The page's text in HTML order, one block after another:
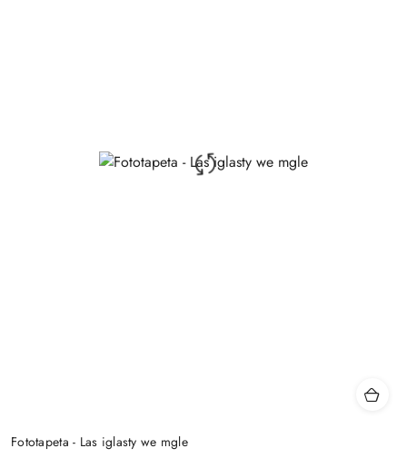
Fototapeta - Las iglasty we mgle